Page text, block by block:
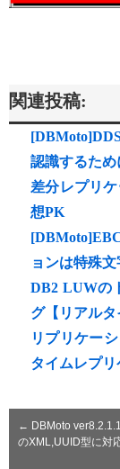
関連投稿:
認識するため
差分レプリ
想PK
ョンは特殊
DB2 LUWの
グ【リアルタ
リプリケー
タイムレプリ
← DBMoto
のXML,UUID型に対